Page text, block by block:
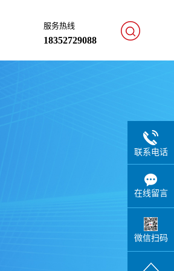
服务热线
18352729088
联系电话
在线留言
微信扫码